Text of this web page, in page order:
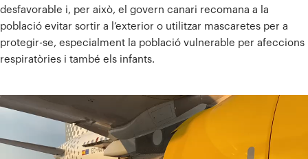
desfavorable i, per això, el govern canari recomana a la
població evitar sortir a l’exterior o utilitzar mascaretes per a
protegir-se, especialment la població vulnerable per afeccions
respiratòries i també els infants.